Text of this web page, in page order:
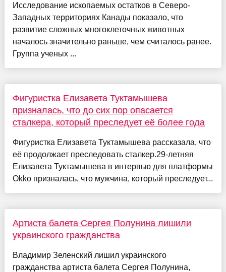
Исследование ископаемых остатков в Северо-
Западных территориях Канады показало, что
развитие сложных многоклеточных животных
началось значительно раньше, чем считалось ранее.
Группа ученых ...
Фигуристка Елизавета Туктамышева
призналась, что до сих пор опасается
сталкера, который преследует её более года
Фигуристка Елизавета Туктамышева рассказала, что
её продолжает преследовать сталкер.29-летняя
Елизавета Туктамышева в интервью для платформы
Okko призналась, что мужчина, который преследует...
Артиста балета Сергея Полунина лишили
украинского гражданства
Владимир Зеленский лишил украинского
гражданства артиста балета Сергея Полунина,